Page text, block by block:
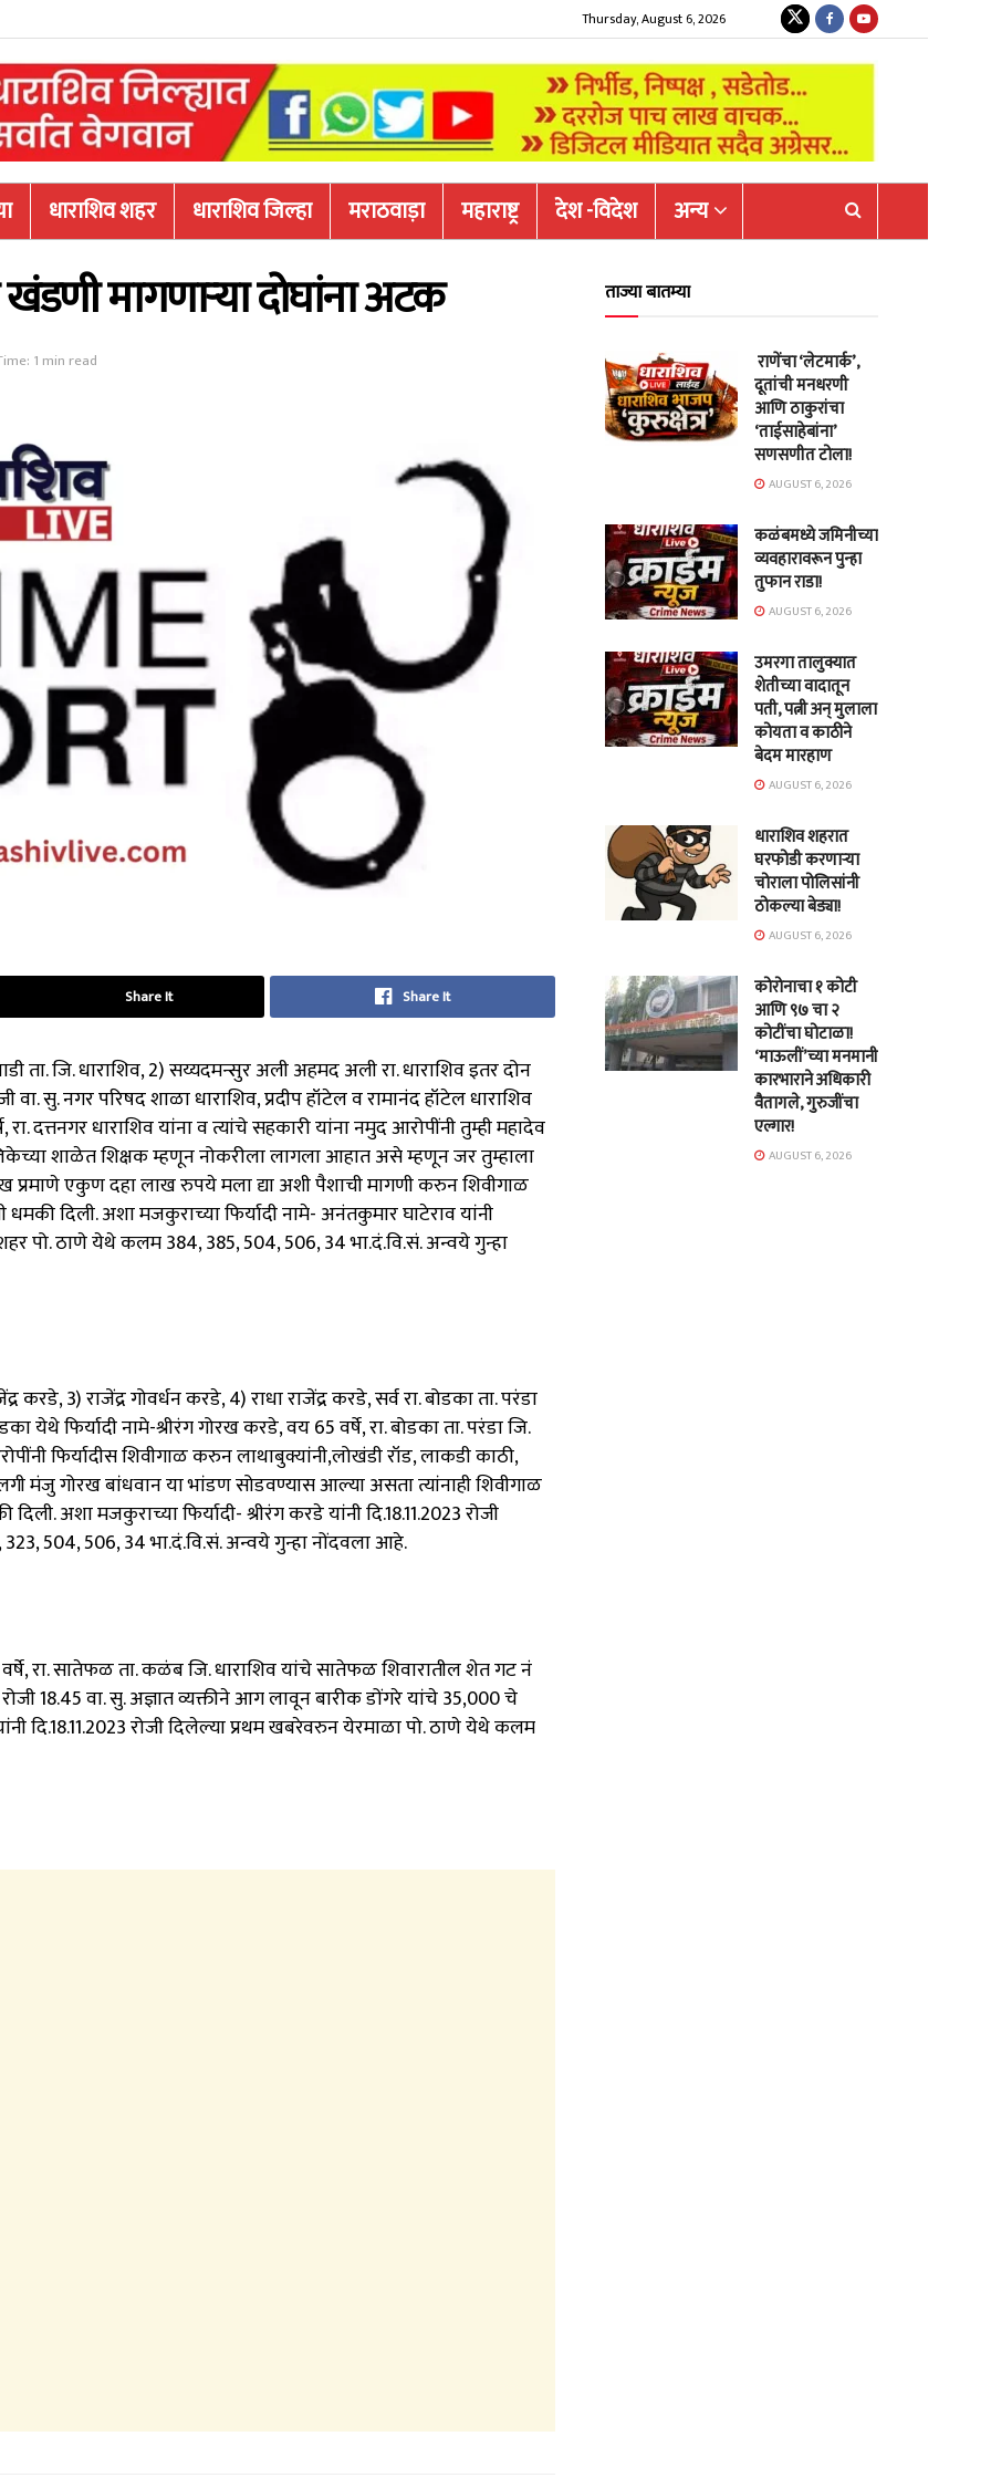
Thursday, August 6, 2026
धाराशिव शहर धाराशिव जिल्हा मराठवाड़ा महाराष्ट्र देश -विदेश अन्य
मागणाऱ्या दोघांना अटक
1 min read
Share It Share It
ता. जि. धाराशिव, 2) सय्यदमन्सुर अली अहमद अली रा. धाराशिव इतर दोन
वा. सु. नगर परिषद शाळा धाराशिव, प्रदीप हॉटेल व रामानंद हॉटेल धाराशिव
दत्तनगर धाराशिव यांना व त्यांचे सहकारी यांना नमुद आरोपींनी तुम्ही महादेव
शाळेत शिक्षक म्हणून नोकरीला लागला आहात असे म्हणून जर तुम्हाला
प्रमाणे एकुण दहा लाख रुपये मला द्या अशी पैशाची मागणी करुन शिवीगाळ
दिली. अशा मजकुराच्या फिर्यादी नामे- अनंतकुमार घाटेराव यांनी
पो. ठाणे येथे कलम 384, 385, 504, 506, 34 भा.दं.वि.सं. अन्वये गुन्हा
करडे, 3) राजेंद्र गोवर्धन करडे, 4) राधा राजेंद्र करडे, सर्व रा. बोडका ता. परंडा
येथे फिर्यादी नामे-श्रीरंग गोरख करडे, वय 65 वर्षे, रा. बोडका ता. परंडा जि.
फिर्यादीस शिवीगाळ करुन लाथाबुक्यांनी,लोखंडी रॉड, लाकडी काठी,
मंजु गोरख बांधवान या भांडण सोडवण्यास आल्या असता त्यांनाही शिवीगाळ
अशा मजकुराच्या फिर्यादी- श्रीरंग करडे यांनी दि.18.11.2023 रोजी
504, 506, 34 भा.दं.वि.सं. अन्वये गुन्हा नोंदवला आहे.
रा. सातेफळ ता. कळंब जि. धाराशिव यांचे सातेफळ शिवारातील शेत गट नं
18.45 वा. सु. अज्ञात व्यक्तीने आग लावून बारीक डोंगरे यांचे 35,000₹ चे
दि.18.11.2023 रोजी दिलेल्या प्रथम खबरेवरुन येरमाळा पो. ठाणे येथे कलम
ताज्या बातम्या
राणेंचा ‘लेटमार्क’,
दूतांची मनधरणी
आणि ठाकुरांचा
‘ताईसाहेबांना’
सणसणीत टोला!
AUGUST 6, 2026
कळंबमध्ये जमिनीच्या
व्यवहारावरून पुन्हा
तुफान राडा!
AUGUST 6, 2026
उमरगा तालुक्यात
शेतीच्या वादातून
पती, पत्नी अन् मुलाला
कोयता व काठीने
बेदम मारहाण
AUGUST 6, 2026
धाराशिव शहरात
घरफोडी करणाऱ्या
चोराला पोलिसांनी
ठोकल्या बेड्या!
AUGUST 6, 2026
कोरोनाचा १ कोटी
आणि ९७ चा २
कोटींचा घोटाळा!
‘माऊलीं’च्या मनमानी
कारभाराने अधिकारी
वैतागले, गुरुजींचा
एल्गार!
AUGUST 6, 2026